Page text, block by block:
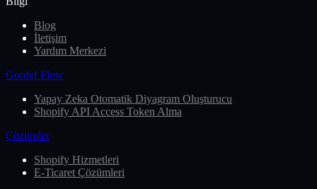
Blog
İletişim
Yardım Merkezi
Gordef Flow
Yapay Zeka Otomatik Diyagram Oluşturucu
Shopify API Access Token Alma
Çözümler
Shopify Hizmetleri
E-Ticaret Çözümleri